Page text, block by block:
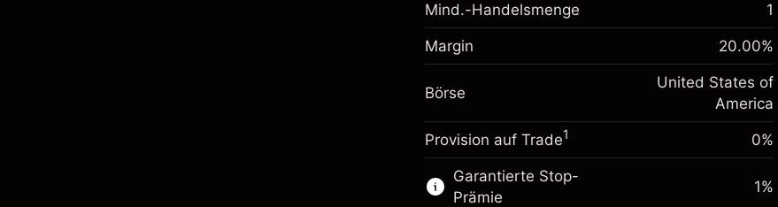
Gebühren aus fremdfinanzierten
Positionswert
(-$1.08)
Positionsgröße mit Hebelwirkung ~
$5,000.00
$4,000.00
Zur Plattform
Margin. Ihre Investition
$1,000.00
Anpassung der
Positionswert
-0.000626
%
Positionsgröße mit Hebelwirkung ~$5,000.00
Geld aus Hebelwirkung ~
Mind.-Handelsmenge 1
Margin 20.00%
Börse
United States of
America
Provision auf Trade1 0%
Garantierte Stop-
Prämie
1%